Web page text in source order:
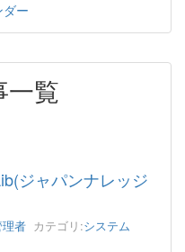
ー
一覧
ジャパンナレッジ
者 カテゴリ:システム